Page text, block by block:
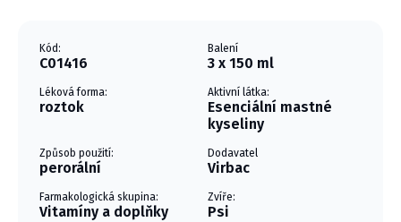
Kód:
C01416
Balení
3 x 150 ml
Léková forma:
roztok
Aktivní látka:
Esenciální mastné
kyseliny
Způsob použití:
perorální
Dodavatel
Virbac
Farmakologická skupina:
Vitamíny a doplňky
Zvíře:
Psi